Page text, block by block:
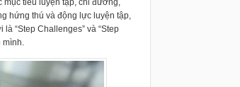
mục tiêu luyện tập, chỉ đường,
hứng thú và động lực luyện tập,
“Step Challenges” và “Step
mình.